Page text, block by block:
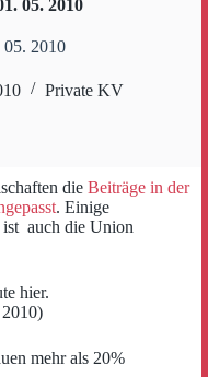
05. 2010
05. 2010
Private KV
die Beiträge in der
. Einige
ist auch die Union
hier.
mehr als 20%